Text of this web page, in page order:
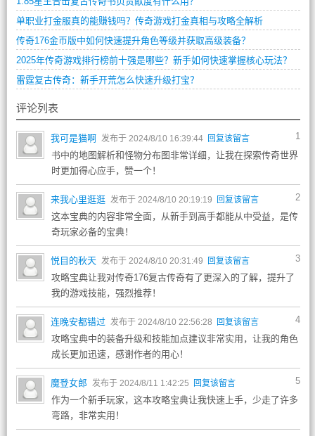
单职业打金服真的能赚钱吗？传奇游戏打金真相与攻略全解析
传奇176金币版中如何快速提升角色等级并获取高级装备？
2025年传奇游戏排行榜前十强是哪些？新手如何快速掌握核心玩法？
雷霆复古传奇：新手开荒怎么快速升级打宝？
评论列表
1
我可是猫啊 发布于 2024/8/10 16:39:44 回复该留言
书中的地图解析和怪物分布图非常详细，让我在探索传奇世界
时更加得心应手，赞一个！
2
来我心里逛逛 发布于 2024/8/10 20:19:19 回复该留言
这本宝典的内容非常全面，从新手到高手都能从中受益，是传
奇玩家必备的宝典！
3
悦目的秋天 发布于 2024/8/10 20:31:49 回复该留言
攻略宝典让我对传奇176复古传奇有了更深入的了解，提升了
我的游戏技能，强烈推荐！
4
连晚安都错过 发布于 2024/8/10 22:56:28 回复该留言
攻略宝典中的装备升级和技能加点建议非常实用，让我的角色
成长更加迅速，感谢作者的用心！
5
魔登女郎 发布于 2024/8/11 1:42:25 回复该留言
作为一个新手玩家，这本攻略宝典让我快速上手，少走了许多
弯路，非常实用！